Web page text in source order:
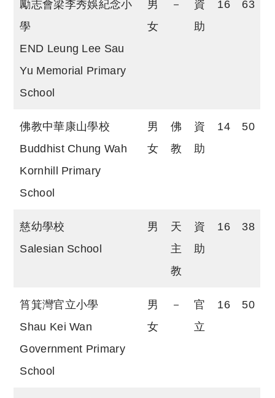
勵志會梁李秀娛紀念小
學
END Leung Lee Sau
Yu Memorial Primary
School
男
女
－
資
助
16 63
佛教中華康山學校
Buddhist Chung Wah
Kornhill Primary
School
男
女
佛
教
資
助
14 50
慈幼學校
Salesian School
男
天
主
教
資
助
16 38
筲箕灣官立小學
Shau Kei Wan
Government Primary
School
男
女
－
官
立
16 50